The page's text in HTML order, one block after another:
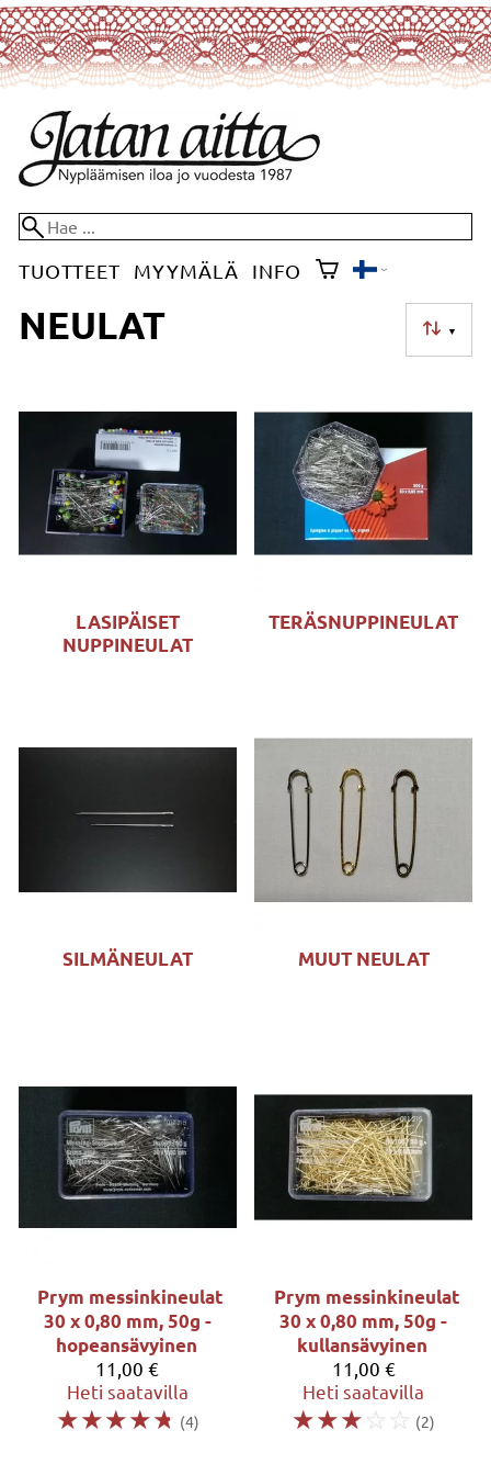
TUOTTEET MYYMÄLÄ INFO
▼
NEULAT
LASIPÄISET
NUPPINEULAT
TERÄSNUPPINEULAT
SILMÄNEULAT MUUT NEULAT
Prym messinkineulat
30 x 0,80 mm, 50g -
hopeansävyinen
11,00 €
Heti saatavilla
☆☆☆☆☆ (4)
Prym messinkineulat
30 x 0,80 mm, 50g -
kullansävyinen
11,00 €
Heti saatavilla
☆☆☆☆ ☆ (2)